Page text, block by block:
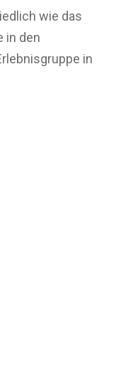
wie das
in den
in